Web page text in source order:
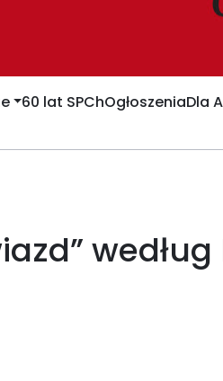
60 lat SPChOgłoszeniaDla